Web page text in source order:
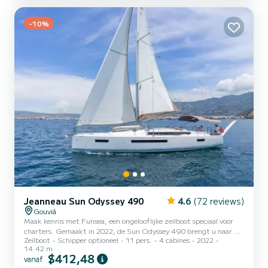
comfort heeft de nieuwe SO410 Cor 2 toiletten met een douche
Deze boot...
-10%
Jeanneau Sun Odyssey 490 4.6 (72 reviews)
Gouviá
Maak kennis met Funsea, een ongelooflijke zeilboot speciaal voor
charters. Gemaakt in 2022, de Sun Odyssey 490 brengt u naar de
mooiste ankerplaatsen in Gouviá. De boot heeft 4 hutten met
totaal comfort en een capaciteit van 11 passagiers. Met een totale
lengte van 14 meter en 80 pk, zal het uw beste vriend zijn bij het
Zeilboot Schipper optioneel 11 pers. 4 cabines
2022
14.42 m
vanaf $412,48